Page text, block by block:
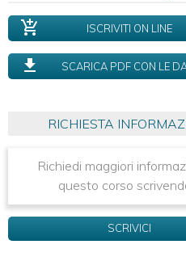
ISCRIVITI ON LINE
SCARICA PDF CON LE
RICHIESTA
Richiedi maggiori
questo corso
SCRIVICI